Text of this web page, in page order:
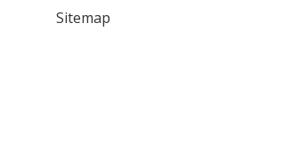
Sitemap